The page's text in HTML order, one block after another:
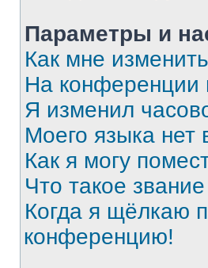
Параметры и
Как мне
На конференции
Я изменил
Моего языка нет
Как я могу
Что такое
Когда я щёлкаю
конференцию!